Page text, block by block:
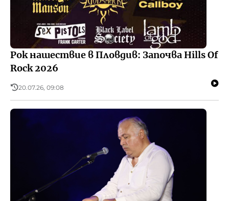
Рок нашествие в Пловдив: Започва Hills Of
Rock 2026
20.07.26, 09:08